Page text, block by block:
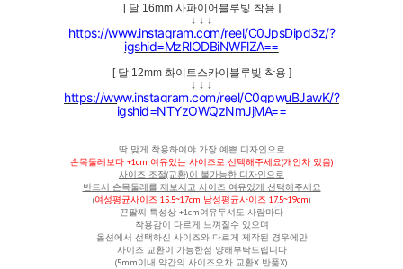
[ 달 16mm 사파이어블루빛 착용 ]
↓ ↓ ↓
https://www.instagram.com/reel/C0JpsDipd3z/?
igshid=MzRlODBiNWFlZA==
[ 달 12mm 화이트스카이블루빛 착용 ]
↓ ↓ ↓
https://www.instagram.com/reel/C0gpwuBJawK/?
igshid=NTYzOWQzNmJjMA==
딱 맞게 착용하여야 가장 예쁜 디자인으로
손목둘레보다 +1cm 여유있는 사이즈로 선택해주세요(개인차 있음)
사이즈 조절(교환)이 불가능한 디자인으로
반드시 손목둘레를 재보시고 사이즈 여유있게 선택해주세요
(여성평균사이즈 15.5~17cm 남성평균사이즈 17.5~19cm)
끈팔찌 특성상 +1cm여유두셔도 사람마다
착용감이 다르게 느껴질수 있으며
옵션에서 선택하신 사이즈와 다르게 제작된 경우에만
사이즈 교환이 가능한점 양해부탁드립니다
(5mm이내 약간의 사이즈오차 교환X 반품X)